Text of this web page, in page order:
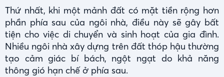
Thứ nhất, khi một mảnh đất có mặt tiền rộng hơn
phần phía sau của ngôi nhà, điều này sẽ gây bất
tiện cho việc di chuyển và sinh hoạt của gia đình.
Nhiều ngôi nhà xây dựng trên đất thóp hậu thường
tạo cảm giác bí bách, ngột ngạt do khả năng
thông gió hạn chế ở phía sau.